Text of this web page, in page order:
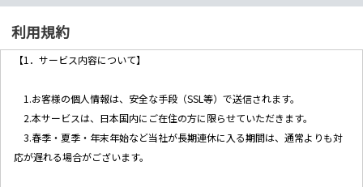
利用規約
【1．サービス内容について】
1.お客様の個人情報は、安全な手段（SSL等）で送信されます。
2.本サービスは、日本国内にご在住の方に限らせていただきます。
3.春季・夏季・年末年始など当社が長期連休に入る期間は、通常よりも対
応が遅れる場合がございます。